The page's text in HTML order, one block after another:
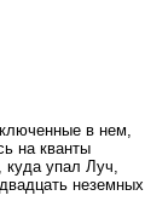
в нем,
на кванты
куда упал Луч,
неземных